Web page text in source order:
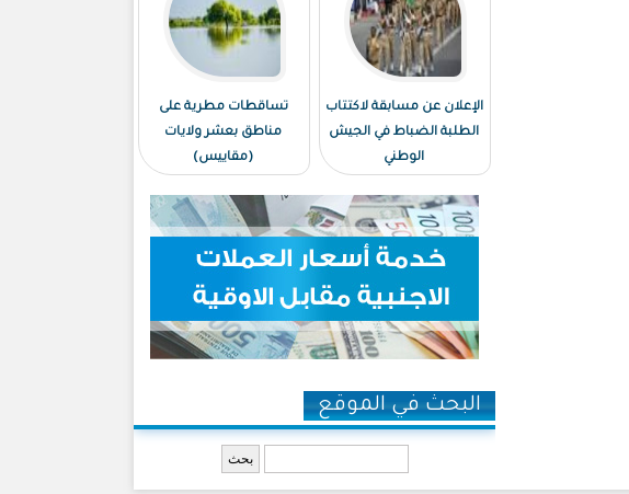
الإعلان عن مسابقة لاكتتاب
الطلبة الضباط في الجيش
الوطني
تساقطات مطرية على
مناطق بعشر ولايات
(مقاييس)
البحث في الموقع